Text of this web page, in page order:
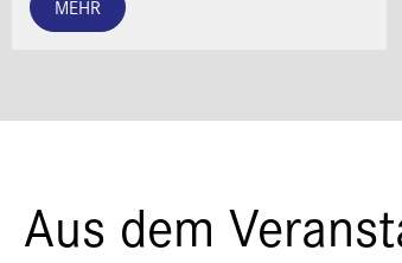
MEHR
Aus dem